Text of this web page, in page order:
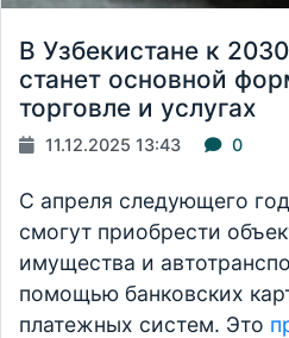
В Узбекистане к
станет основной
торговле и услугах
11.12.2025 13:43 0
С апреля следующего
смогут приобрести
имущества и
помощью банковских
платежных систем. Это